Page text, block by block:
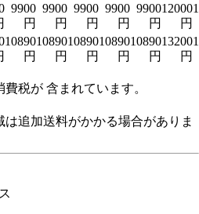
9900
円
9900
円
9900
円
9900
円
9900
円
12000
円
10890
円
10890
円
10890
円
10890
円
10890
円
13200
円
税が 含まれています。
は追加送料がかかる場合がありま